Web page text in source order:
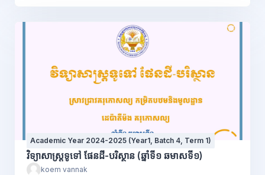
Academic Year 2024-2025 (Year1, Batch 4, Term 1)
វិទ្យាសាស្ត្រទូទៅ ផែនដី-បរិស្ថាន (ឆ្នាំទី១ ឆមាសទី១)
koem vannak